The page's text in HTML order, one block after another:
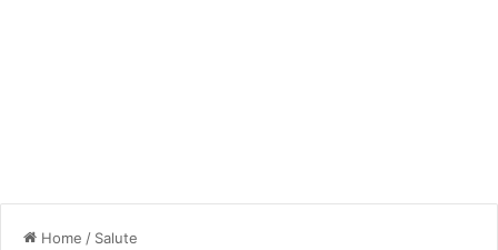
Home / Salute